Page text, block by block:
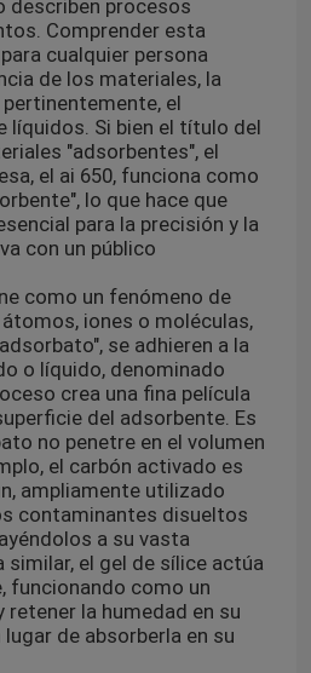
describen procesos
Comprender esta
cualquier persona
de los materiales, la
el
líquidos. Si bien el título del
"adsorbentes", el
el ai 650, funciona como
lo que hace que
para la precisión y la
con un público
como un fenómeno de
iones o moléculas,
se adhieren a la
o líquido, denominado
crea una fina película
del adsorbente. Es
no penetre en el volumen
el carbón activado es
ampliamente utilizado
contaminantes disueltos
a su vasta
similar, el gel de sílice actúa
funcionando como un
retener la humedad en su
de absorberla en su